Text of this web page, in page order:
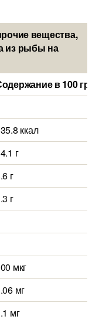
вещества,
из рыбы на
в 100
ккал
г
г
г
мкг
мг
мг